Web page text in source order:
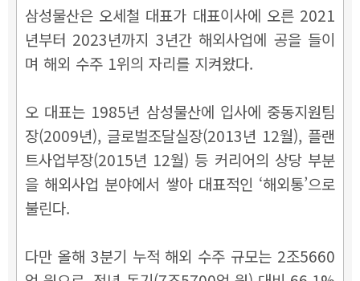
삼성물산은 오세철 대표가 대표이사에 오른 2021
년부터 2023년까지 3년간 해외사업에 공을 들이
며 해외 수주 1위의 자리를 지켜왔다.
오 대표는 1985년 삼성물산에 입사에 중동지원팀
장(2009년), 글로벌조달실장(2013년 12월), 플랜
트사업부장(2015년 12월) 등 커리어의 상당 부분
을 해외사업 분야에서 쌓아대표적인 ‘해외통’으로
불린다.
다만 올해 3분기 누적 해외 수주 규모는 2조5660